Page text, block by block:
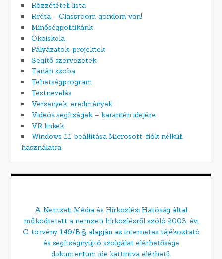
Közzétételi lista
Kréta – Classroom gondom van!
Minőségpolitikánk
Ökoiskola
Pályázatok, projektek
Segítő szervezetek
Tanári szoba
Tehetségprogram
Testnevelés
Versenyek, eredmények
Videós segítségek – karantén idejére
VR linkek
Windows 11 beállítása Microsoft-fiók nélküli
használatra
A Nemzeti Média és Hírközlési Hatóság által
működtetett a nemzeti hírközlésről szóló 2003. évi
C. törvény 149/B.§ alapján az internetes tájékoztató
és segítségnyújtó szolgálat elérhetősége
dokumentum ide kattintva elérhető.